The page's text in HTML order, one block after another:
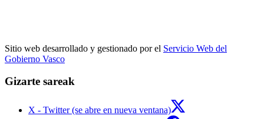
Sitio web desarrollado y gestionado por el Servicio Web del
Gobierno Vasco
Gizarte sareak
X - Twitter (se abre en nueva ventana)